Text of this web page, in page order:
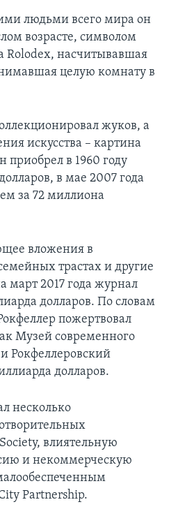
людьми всего мира он
возрасте, символом
Rolodex, насчитывавшая
целую комнату в
жуков, а
искусства – картина
приобрел в 1960 году
в мае 2007 года
за 72 миллиона
вложения в
трастах и другие
март 2017 года журнал
долларов. По словам
пожертвовал
Музей современного
Рокфеллеровский
долларов.
несколько
влиятельную
и некоммерческую
Partnership.